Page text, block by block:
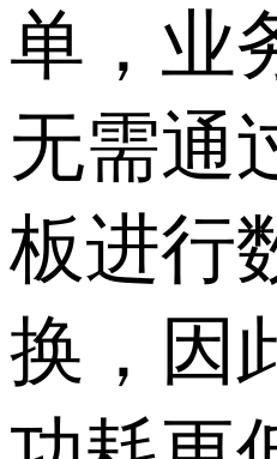
单，业
无需通
板进行
换，因